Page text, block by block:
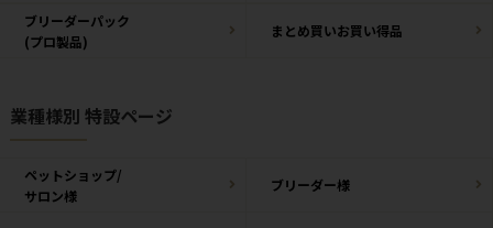
ブリーダーパック
(プロ製品)
まとめ買いお買い得品
業種様別 特設ページ
ペットショップ/
サロン様
ブリーダー様